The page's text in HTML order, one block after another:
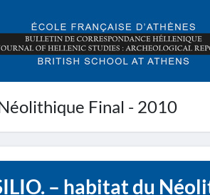
Final - 2010
– habitat du